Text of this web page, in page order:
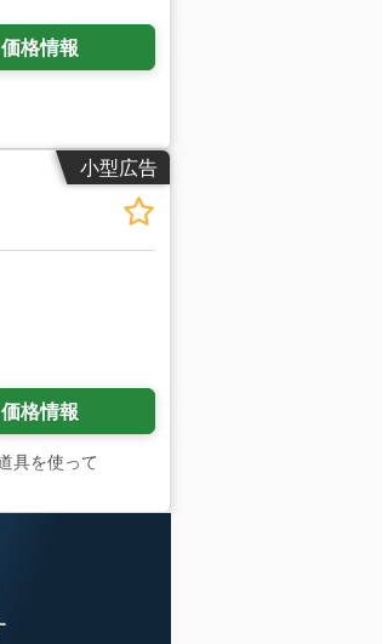
価格情報
小型広告
価格情報
具を使って